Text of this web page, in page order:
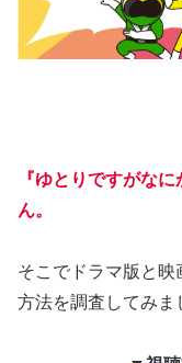
『ゆとりですがな
ん。
そこでドラマ版と映
方法を調査してみま